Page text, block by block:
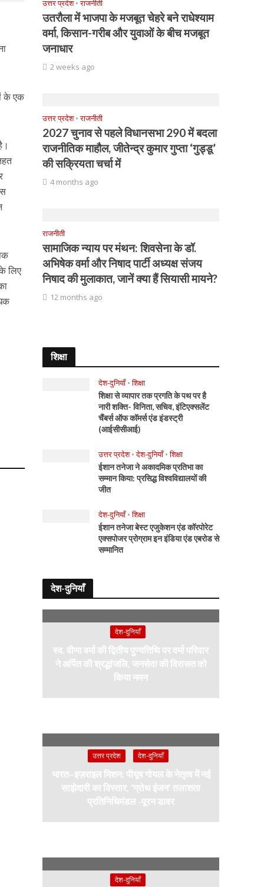
के एक
लिए
उत्तर प्रदेश • राजनीती
उतरौला में भाजपा के मजबूत चेहरे बने राधेश्याम
वर्मा, किसान-गरीब और युवाओं के बीच मजबूत
जनाधार
2 weeks ago
उत्तर प्रदेश • राजनीती
2027 चुनाव से पहले विधानसभा 290 में बदला
राजनीतिक माहौल, जीतेन्द्र कुमार गुप्ता ‘गुड्डू’
की सक्रियता चर्चा में
4 months ago
राजनीती
सामाजिक न्याय पर मंथन: शिवसेना के डॉ.
अभिषेक वर्मा और निषाद पार्टी अध्यक्ष संजय
निषाद की मुलाकात, जानें क्या हैं सियासी मायने?
12 months ago
शिक्षा
देश-दुनियाँ • शिक्षा
शिक्षा से व्यापार तक प्रगति के पथ पर है
नारी शक्ति- विनिता, सचिव, इंटिएक्सलेंट
चैंबर्स ऑफ कॉमर्स एंड इंडस्ट्री
(आईसीसीआई)
उत्तर प्रदेश • देश-दुनियाँ • शिक्षा
ईशान तनेजा ने अकादमिक प्रतिभा का
सम्मान किया: प्रसिद्ध विश्वविद्यालयों की
जीत
देश-दुनियाँ • शिक्षा
ईशान तनेजा बेस्ट एजुकेशन एंड कॉरपोरेट
एक्सपोजर प्रोग्राम इन इंडिया एंड एबरोड से
सम्मानित
देश-दुनियाँ
देश-दुनियाँ
स्व. वीणा वर्मा की द्वितीय पुण्यतिथि पर वर्मा परिवार
ने अर्पित की श्रद्धांजलि, जनसेवा की विरासत को
किया नमन
उत्तर प्रदेश देश-दुनियाँ
भारत–इज़राइल मिशन: पीयूष गोयल के नेतृत्व में नई
साझेदारी का विस्तार, ‘ग्रोथ इंजन’ तलाशता
प्रतिनिधिमंडल -पूरन डावर
देश-दुनियाँ